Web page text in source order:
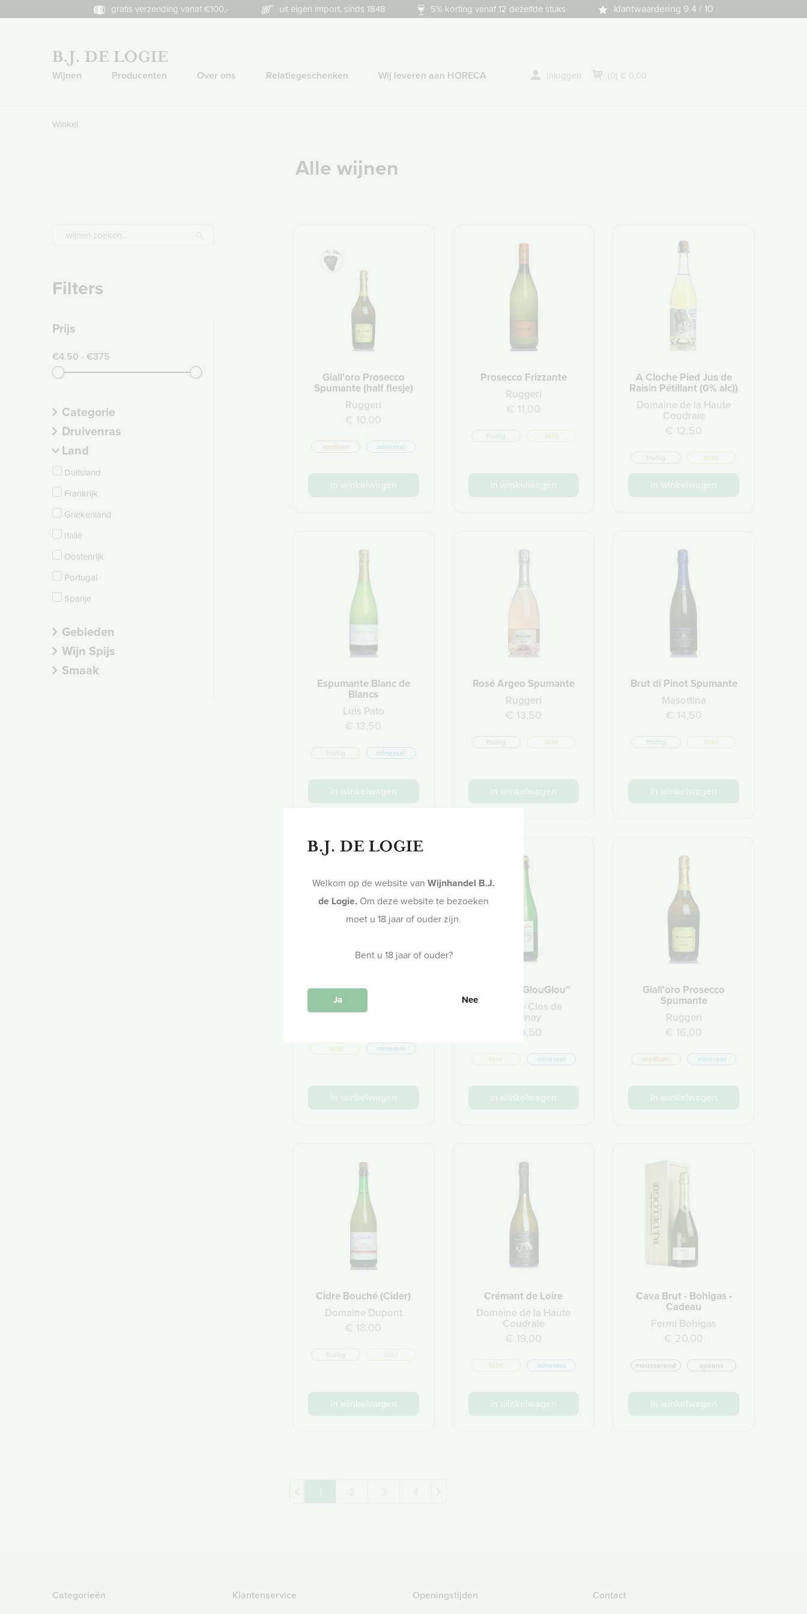
gratis verzending vanaf €100,- uit eigen import, sinds 1848 5% korting vanaf 12 dezelfde stuks klantwaardering 9.4 / 10
Wijnen Producenten Over ons Relatiegeschenken Wij leveren aan HORECA Inloggen (0) € 0,00
Winkel
Alle wijnen
Filters
Prijs
€4.50 - €375
Categorie
Druivenras
Land
Duitsland
Frankrijk
Griekenland
Italië
Oostenrijk
Portugal
Spanje
Gebieden
Wijn Spijs
Smaak
Giall'oro Prosecco
Spumante (half flesje)
Ruggeri
€ 10,00
medium mineraal
Prosecco Frizzante
Ruggeri
€ 11,00
fruitig licht
A Cloche Pied Jus de
Raisin Pétillant (0% alc))
Domaine de la Haute
Coudraie
€ 12,50
fruitig licht
Espumante Blanc de
Blancs
Luis Pato
€ 13,50
fruitig mineraal
Rosé Argeo Spumante
Ruggeri
€ 13,50
fruitig licht
Brut di Pinot Spumante
Masottina
€ 14,50
fruitig licht
Cava Brut Reserva
Fermí Bohigas
licht mineraal
Vouvray ''GlouGlou''
Domaine Clos de
l'Epinay
€ 14,50
licht mineraal
Giall'oro Prosecco
Spumante
Ruggeri
€ 16,00
medium mineraal
Cidre Bouché (Cider)
Domaine Dupont
€ 18,00
fruitig licht
Crémant de Loire
Domaine de la Haute
Coudraie
€ 19,00
licht mineraal
Cava Brut - Bohigas -
Cadeau
Fermí Bohigas
€ 20,00
mousserend spaans
Categorieën Klantenservice Openingstijden Contact
Welkom op de website van Wijnhandel B.J.
de Logie. Om deze website te bezoeken
moet u 18 jaar of ouder zijn.
Bent u 18 jaar of ouder?
Ja Nee